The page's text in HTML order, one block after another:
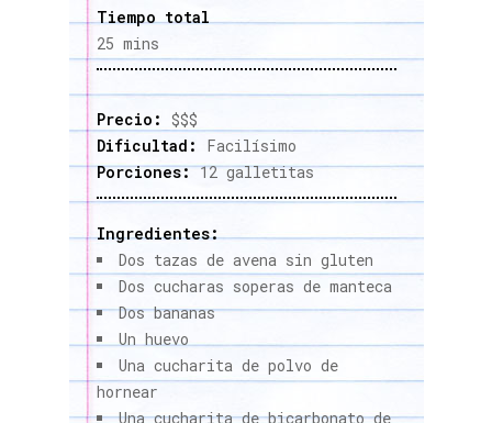
Tiempo total
25 mins
Precio: $$$
Dificultad:
Facilísimo
Porciones:12 galletitas
Ingredientes:
Dos tazas de avena sin gluten
Dos cucharas soperas de manteca
Dos bananas
Un huevo
Una cucharita de polvo de
hornear
Una cucharita de bicarbonato de